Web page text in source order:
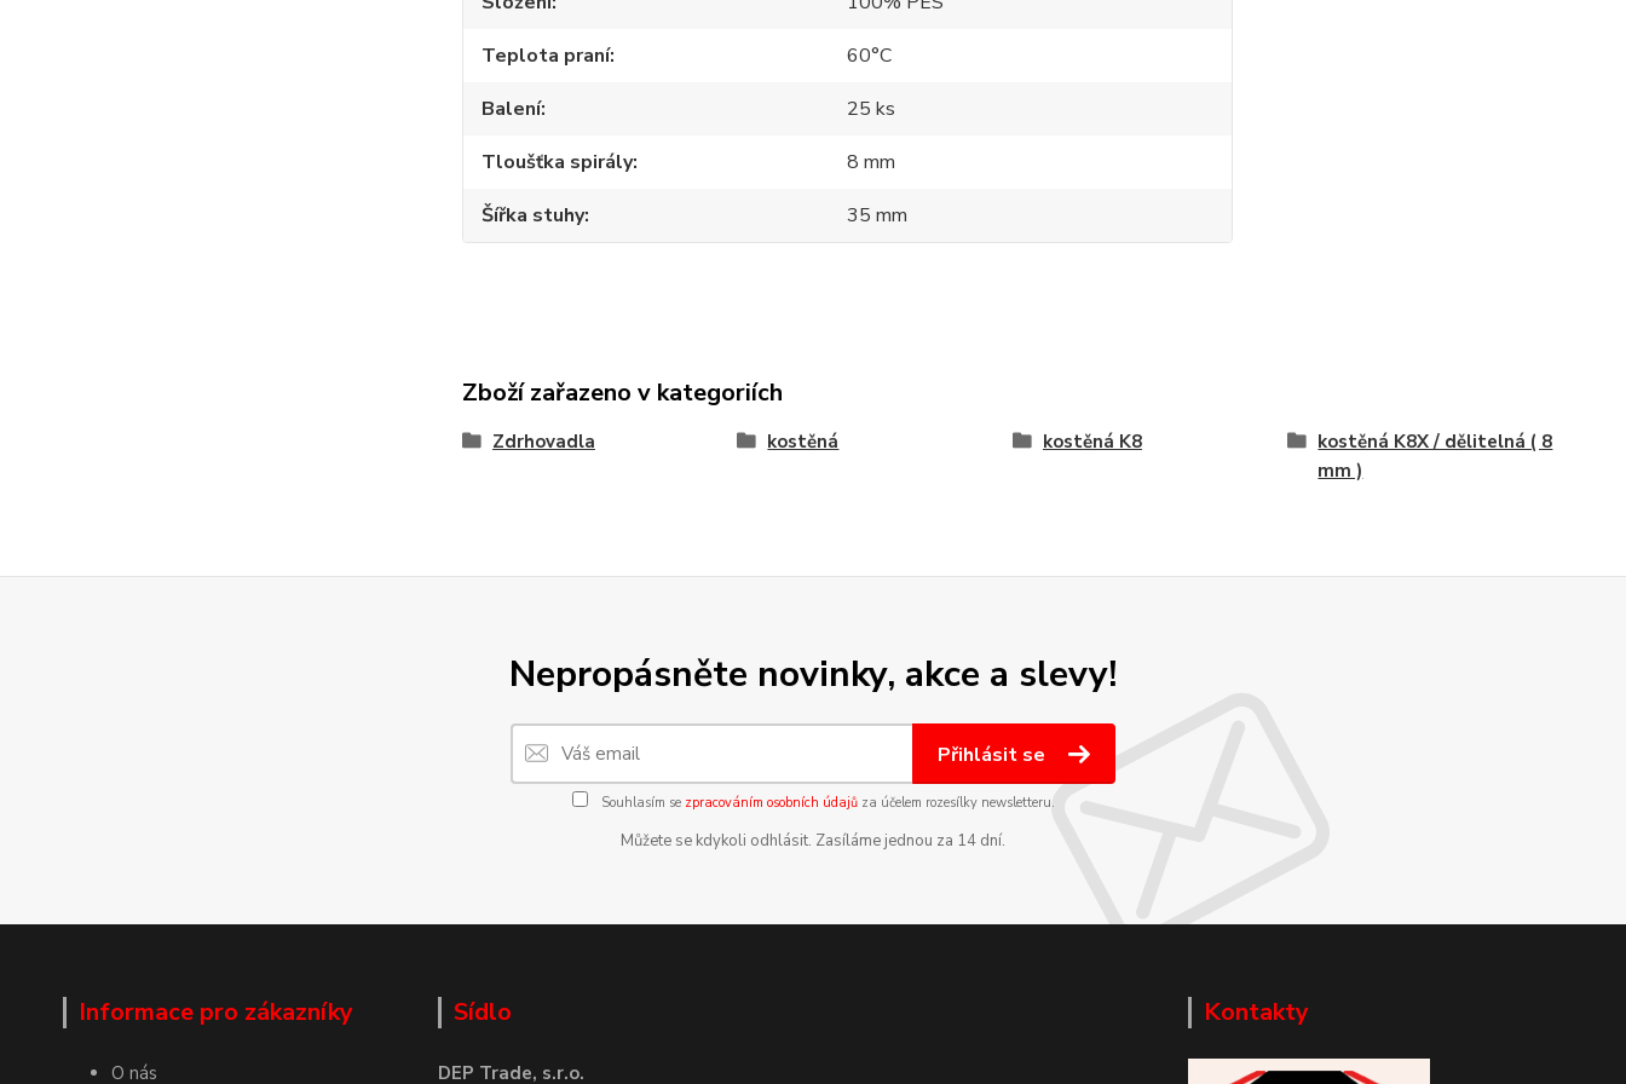
Teplota praní
60°C
Balení
25 ks
Tloušťka spirály
8 mm
Šířka stuhy
35 mm
Zboží zařazeno v kategoriích
Zdrhovadla kostěná kostěná K8
kostěná K8X / dělitelná ( 8
mm )
Nepropásněte novinky, akce a slevy!
Přihlásit se
Souhlasím se zpracováním osobních údajůza účelem rozesílky newsletteru.
Můžete se kdykoli odhlásit. Zasíláme jednou za 14 dní.
Informace pro zákazníky
O nás
Sídlo
DEP Trade, s.r.o.
Kontakty